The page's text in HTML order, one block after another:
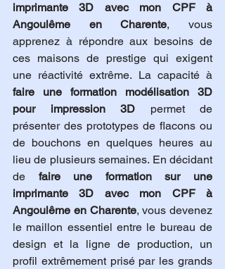
imprimante 3D avec mon CPF à
Angoulême en Charente, vous
apprenez à répondre aux besoins de
ces maisons de prestige qui exigent
faire une formation modélisation 3D
pour impression 3D permet de
présenter des prototypes de flacons ou
de bouchons en quelques heures au
lieu de plusieurs semaines. En décidant
de faire une formation sur une
imprimante 3D avec mon CPF à
Angoulême en Charente, vous devenez
le maillon essentiel entre le bureau de
design et la ligne de production, un
profil extrêmement prisé par les grands